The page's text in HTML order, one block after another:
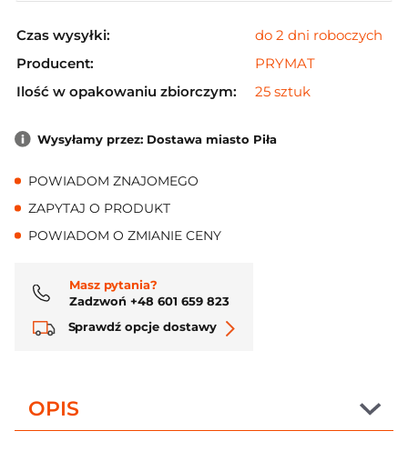
Czas wysyłki:
do 2 dni roboczych
Producent:
PRYMAT
Ilość w opakowaniu zbiorczym:
25 sztuk
Wysyłamy przez: Dostawa miasto Piła
POWIADOM ZNAJOMEGO
ZAPYTAJ O PRODUKT
POWIADOM O ZMIANIE CENY
Masz pytania?
Zadzwoń +48 601 659 823
Sprawdź opcje dostawy
OPIS